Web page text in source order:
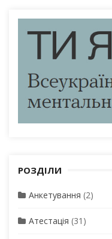
РОЗДІЛИ
Анкетування (2)
Атестація (31)